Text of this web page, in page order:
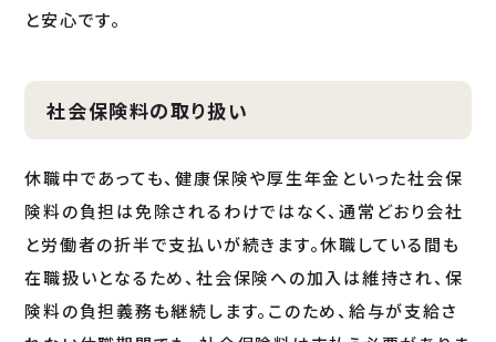
と安心です。
社会保険料の取り扱い
休職中であっても、健康保険や厚生年金といった社会保
険料の負担は免除されるわけではなく、通常どおり会社
と労働者の折半で支払いが続きます。休職している間も
在職扱いとなるため、社会保険への加入は維持され、保
険料の負担義務も継続します。このため、給与が支給さ